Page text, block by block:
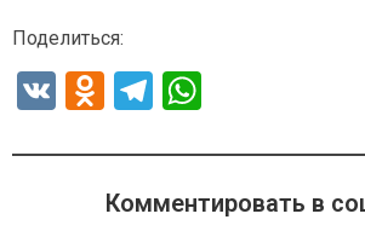
Поделиться:
V
O
n
o
T
e
gr
at
s
Комментировать в